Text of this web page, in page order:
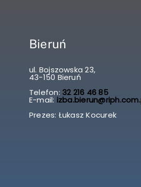
Bieruń
ul. Bojszowska 23,
43-150 Bieruń
Telefon: 32 216 46 85
E-mail:
Prezes: Łukasz Kocurek